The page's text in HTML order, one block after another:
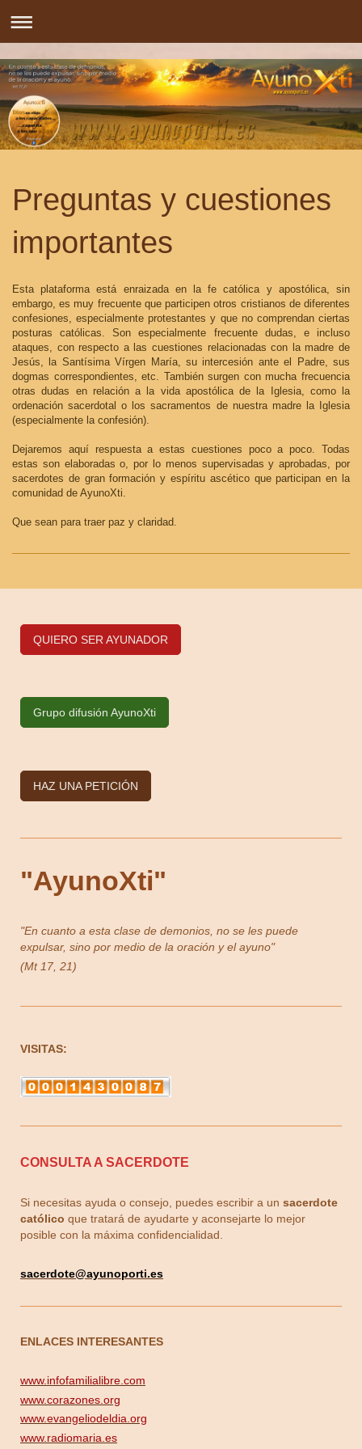
Preguntas y cuestiones
importantes
Esta plataforma está enraizada en la fe católica y apostólica, sin
embargo, es muy frecuente que participen otros cristianos de diferentes
confesiones, especialmente protestantes y que no comprendan ciertas
posturas católicas. Son especialmente frecuente dudas, e incluso
ataques, con respecto a las cuestiones relacionadas con la madre de
Jesús, la Santísima Vírgen María, su intercesión ante el Padre, sus
dogmas correspondientes, etc. También surgen con mucha frecuencia
otras dudas en relación a la vida apostólica de la Iglesia, como la
ordenación sacerdotal o los sacramentos de nuestra madre la Iglesia
(especialmente la confesión).
Dejaremos aquí respuesta a estas cuestiones poco a poco. Todas
estas son elaboradas o, por lo menos supervisadas y aprobadas, por
sacerdotes de gran formación y espíritu ascético que participan en la
comunidad de AyunoXti.
Que sean para traer paz y claridad.
QUIERO SER AYUNADOR
Grupo difusión AyunoXti
HAZ UNA PETICIÓN
"AyunoXti"
"En cuanto a esta clase de demonios, no se les puede
expulsar, sino por medio de la oración y el ayuno"
(Mt 17, 21)
VISITAS:
CONSULTA A SACERDOTE
Si necesitas ayuda o consejo, puedes escribir a un sacerdote
católico que tratará de ayudarte y aconsejarte lo mejor
posible con la máxima confidencialidad.
sacerdote@ayunoporti.es
ENLACES INTERESANTES
www.infofamilialibre.com
www.corazones.org
www.evangeliodeldia.org
www.radiomaria.es